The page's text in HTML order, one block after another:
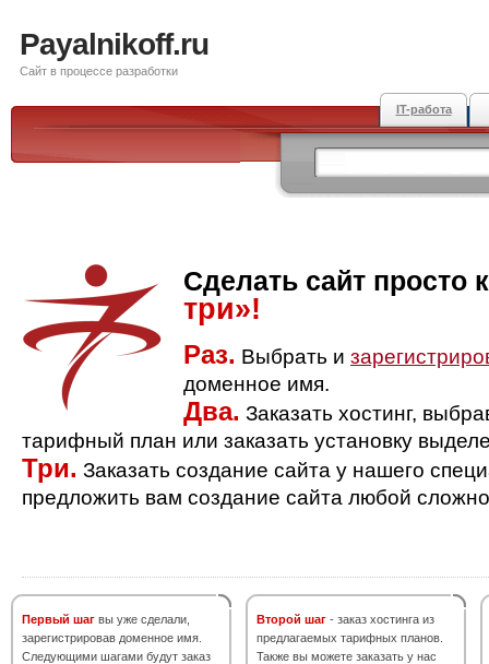
Payalnikoff.ru
Сайт в процессе разработки
IT-работа
Сделать сайт просто
три»!
Раз. Выбрать и
доменное имя.
Два. Заказать хостинг,
тарифный план или заказать установку
Три. Заказать создание сайта у нашего
предложить вам создание сайта любой
Первый шаг вы уже сделали,
зарегистрировав доменное имя.
Следующими шагами будут заказ
Второй шаг - заказ хостинга из
предлагаемых тарифных планов.
Также вы можете заказать у нас